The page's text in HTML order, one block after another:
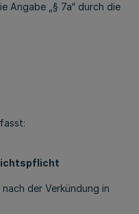
Angabe „§ 7a“ durch die
der Verkündung in